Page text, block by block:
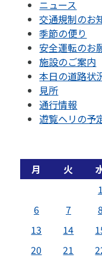
ニュース
交通規制のお
季節の便り
安全運転のお
施設のご案内
本日の道路状
見所
通行情報
遊覧ヘリの予
月
火
1
6
7 8
13
14
20
21